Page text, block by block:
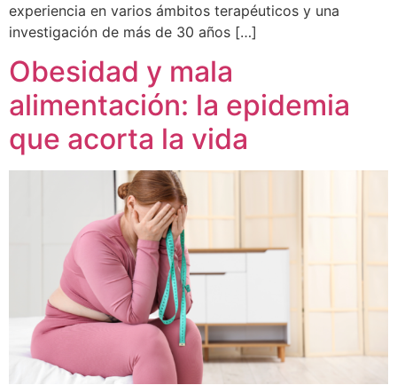
experiencia en varios ámbitos terapéuticos y una
investigación de más de 30 años […]
Obesidad y mala
alimentación: la epidemia
que acorta la vida